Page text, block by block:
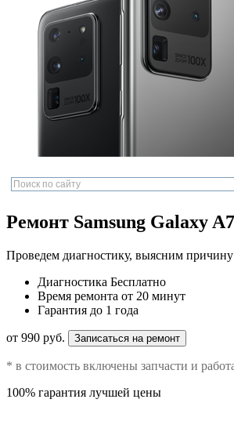
Ремонт Samsung Galaxy
Проведем диагностику, выясним
Диагностика Бесплатно
Время ремонта от 20 минут
Гарантия до 1 года
от 990 руб. Записаться на ремонт
* в стоимость включены запчасти и
100% гарантия лучшей цены